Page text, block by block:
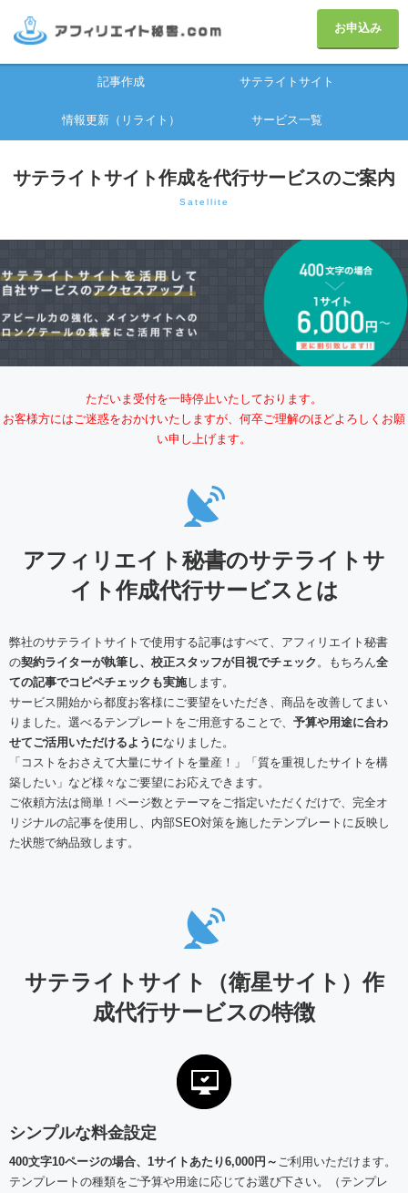
お申込み
記事作成 サテライトサイト
情報更新（リライト） サービス一覧
サテライトサイト作成を代行サービスのご案内
Satellite
ただいま受付を一時停止いたしております。
お客様方にはご迷惑をおかけいたしますが、何卒ご理解のほどよろしくお願
い申し上げます。
アフィリエイト秘書のサテライトサ
イト作成代行サービスとは
弊社のサテライトサイトで使用する記事はすべて、アフィリエイト秘書
の契約ライターが執筆し、校正スタッフが目視でチェック 。もちろん全
ての記事でコピペチェックも実施します。
サービス開始から都度お客様にご要望をいただき、商品を改善してまい
りました。選べるテンプレートをご用意することで、 予算や用途に合わ
せてご活用いただけるようになりました。
「コストをおさえて大量にサイトを量産！」「質を重視したサイトを構
築したい」など様々なご要望にお応えできます。
ご依頼方法は簡単！ページ数とテーマをご指定いただくだけで、完全オ
リジナルの記事を使用し、内部SEO対策を施したテンプレートに反映し
た状態で納品致します。
サテライトサイト（衛星サイト）作
成代行サービスの特徴
シンプルな料金設定
400文字10ページの場合、1サイトあたり6,000円～ ご利用いただけます。
テンプレートの種類をご予算や用途に応じてお選び下さい。（テンプレ